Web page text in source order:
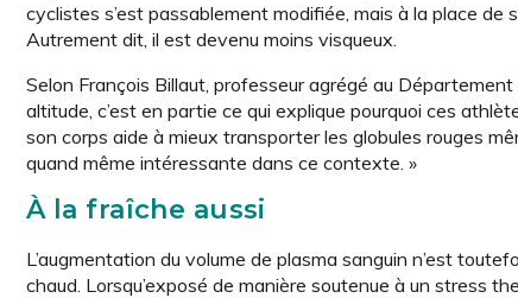
cyclistes s’est passablement modifiée, mais à la place de
Autrement dit, il est devenu moins visqueux.
Selon François Billaut, professeur agrégé au
altitude, c’est en partie ce qui explique pourquoi ces
son corps aide à mieux transporter les globules rouges
quand même intéressante dans ce contexte. »
À la fraîche aussi
L’augmentation du volume de plasma sanguin n’est
chaud. Lorsqu’exposé de manière soutenue à un stress